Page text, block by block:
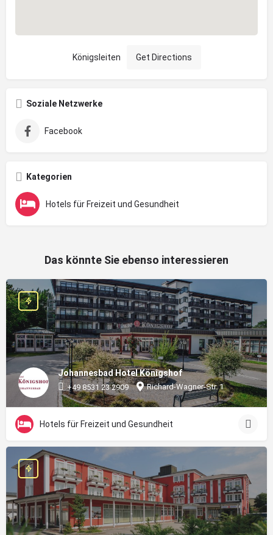
Königsleiten Get Directions
Soziale Netzwerke
Facebook
Kategorien
Hotels für Freizeit und Gesundheit
Das könnte Sie ebenso interessieren
Johannesbad Hotel Königshof
+49 8531 23 2909 Richard-Wagner-Str. 1
Hotels für Freizeit und Gesundheit